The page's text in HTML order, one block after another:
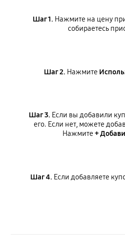
Шаг 1. Нажмите на цену
собираетесь
Шаг 2. Нажмите
Шаг 3. Если вы добавили
его. Если нет, можете
Нажмите+
Шаг 4. Если добавляете